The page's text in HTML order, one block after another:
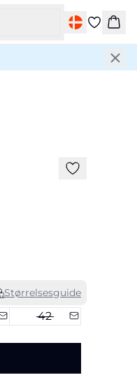
Kurv
Størrelsesguide
42